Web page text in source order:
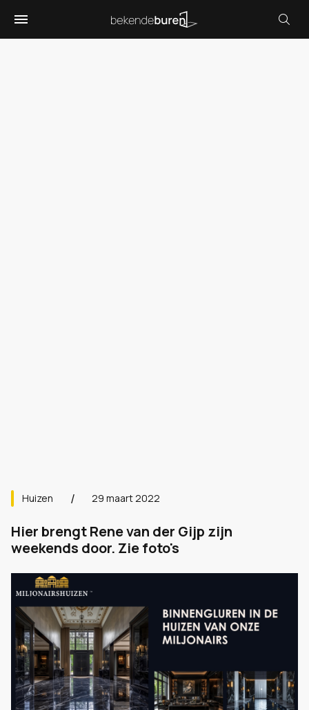
Huizen 29 maart 2022
Hier brengt Rene van der Gijp zijn
weekends door. Zie foto's